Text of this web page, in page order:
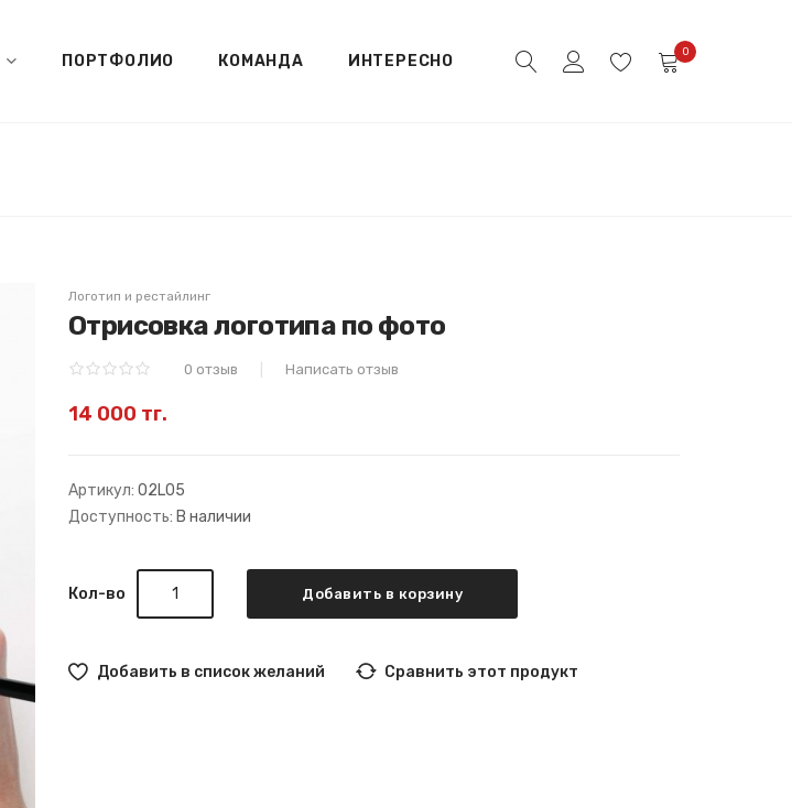
ПОРТФОЛИО КОМАНДА ИНТЕРЕСНО 0
Логотип и рестайлинг
Отрисовка логотипа по фото
0 отзыв Написать отзыв
14 000 тг.
Артикул: 02L05
Доступность: В наличии
Кол-во Добавить в корзину
Добавить в список желаний Сравнить этот продукт